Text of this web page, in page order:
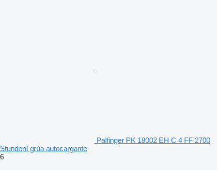
Palfinger PK 18002 EH C 4 FF 2700
Stunden! grúa autocargante
6